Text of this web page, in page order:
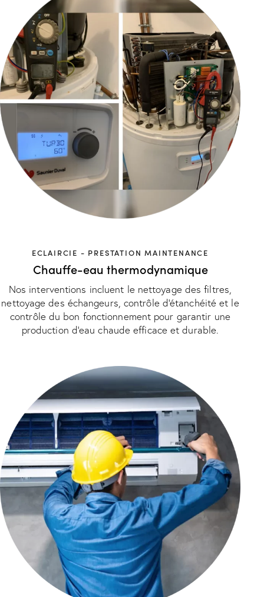
ECLAIRCIE - PRESTATION MAINTENANCE
Chauffe-eau thermodynamique
Nos interventions incluent le nettoyage des filtres,
nettoyage des échangeurs, contrôle d'étanchéité et le
contrôle du bon fonctionnement pour garantir une
production d'eau chaude efficace et durable.